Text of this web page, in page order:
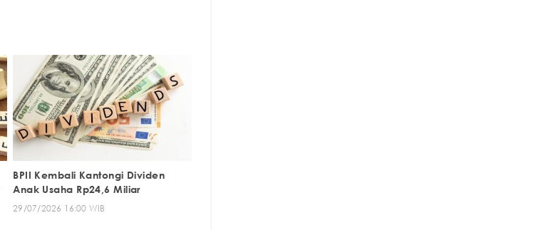
BPII Kembali Kantongi Dividen
Anak Usaha Rp24,6 Miliar
29/07/2026 16:00 WIB